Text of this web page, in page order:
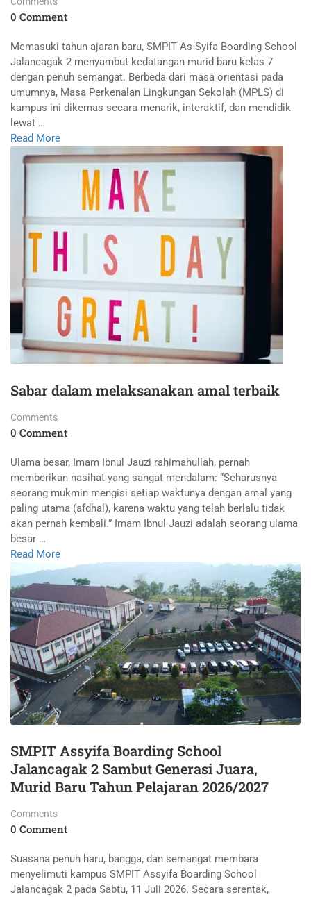
0 Comment
Memasuki tahun ajaran baru, SMPIT As-Syifa Boarding School
Jalancagak 2 menyambut kedatangan murid baru kelas 7
dengan penuh semangat. Berbeda dari masa orientasi pada
umumnya, Masa Perkenalan Lingkungan Sekolah (MPLS) di
kampus ini dikemas secara menarik, interaktif, dan mendidik
lewat …
Read More
Sabar dalam melaksanakan amal terbaik
Comments
0 Comment
Ulama besar, Imam Ibnul Jauzi rahimahullah, pernah
memberikan nasihat yang sangat mendalam: “Seharusnya
seorang mukmin mengisi setiap waktunya dengan amal yang
paling utama (afdhal), karena waktu yang telah berlalu tidak
akan pernah kembali.” Imam Ibnul Jauzi adalah seorang ulama
besar …
Read More
SMPIT Assyifa Boarding School
Jalancagak 2 Sambut Generasi Juara,
Murid Baru Tahun Pelajaran 2026/2027
Comments
0 Comment
Suasana penuh haru, bangga, dan semangat membara
menyelimuti kampus SMPIT Assyifa Boarding School
Jalancagak 2 pada Sabtu, 11 Juli 2026. Secara serentak,